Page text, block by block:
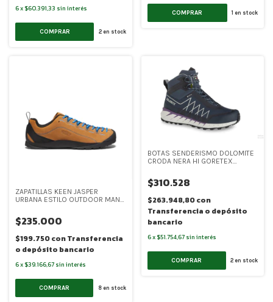
6x $60.391,33 sin interés
COMPRAR 2en stock
COMPRAR 1 en stock
ZAPATILLAS KEEN JASPER
URBANA ESTILO OUTDOOR MAN
$235.000
$199.750conTransferencia
o depósito bancario
6x $39.166,67 sin interés
COMPRAR 8en stock
BOTAS SENDERISMO DOLOMITE
CRODA NERA HI GORETEX
$310.528
$263.948,80con
Transferencia o depósito
bancario
6x $51.754,67 sin interés
COMPRAR 2 en stock